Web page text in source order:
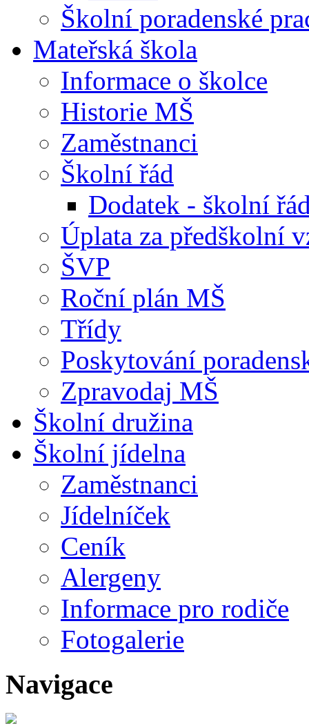
Školní poradenské
Mateřská škola
Informace o školce
Historie MŠ
Zaměstnanci
Školní řád
Dodatek - školní
Úplata za předškolní
ŠVP
Roční plán MŠ
Třídy
Poskytování
Zpravodaj MŠ
Školní družina
Školní jídelna
Zaměstnanci
Jídelníček
Ceník
Alergeny
Informace pro rodiče
Fotogalerie
Navigace